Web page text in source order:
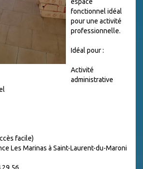
fonctionnel idéal
pour une activité
professionnelle.
Idéal pour :
Activité
administrative
facile)
Les Marinas à Saint-Laurent-du-Maroni
29 56